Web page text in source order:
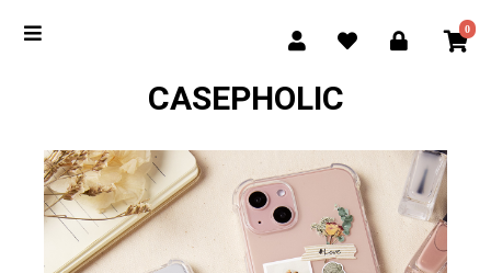
0
CASEPHOLIC